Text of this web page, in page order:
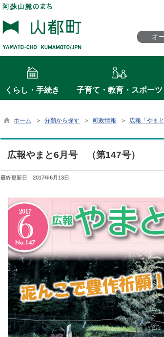
オ
くらし・手続き 子育て・教育・スポーツ
ホーム ＞ 分類から探す ＞ 町政情報 ＞ 広報「やまと
広報やまと6月号 （第147号）
最終更新日： 2017年6月13日